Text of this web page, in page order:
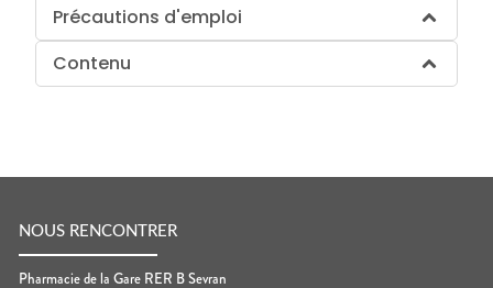
Précautions d'emploi
Contenu
NOUS RENCONTRER
Pharmacie de la Gare RER B Sevran